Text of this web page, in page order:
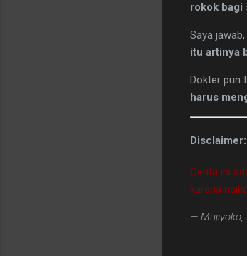
rokok bagi
Saya jawab,
itu artinya
Dokter pun
harus
Disclaimer:
Cerita ini
karena
— Mujiyoko,